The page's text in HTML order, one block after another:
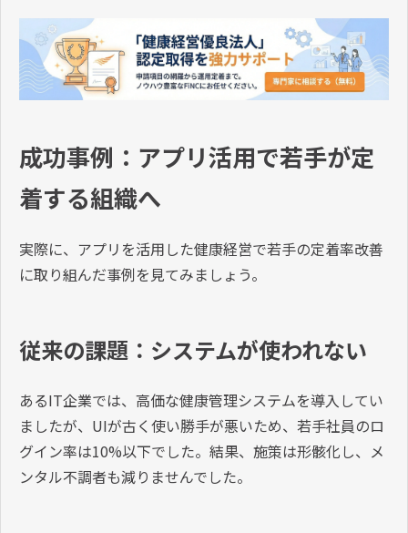
成功事例：アプリ活用で若手が定
着する組織へ
実際に、アプリを活用した健康経営で若手の定着率改善
に取り組んだ事例を見てみましょう。
従来の課題：システムが使われない
あるIT企業では、高価な健康管理システムを導入してい
ましたが、UIが古く使い勝手が悪いため、若手社員のロ
グイン率は10%以下でした。結果、施策は形骸化し、メ
ンタル不調者も減りませんでした。